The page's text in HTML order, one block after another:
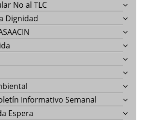
No al TLC
Dignidad
Informativo Semanal
Espera